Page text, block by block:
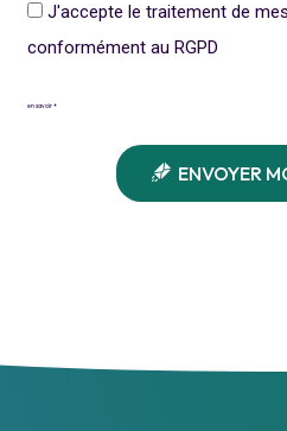
J'accepte le traitement de
conformément au RGPD
en savoir +
ENVOYER